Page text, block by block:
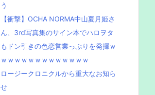
う
【衝撃】OCHA NORMA中山夏月姫さ
ん、3rd写真集のサイン本でハロヲタ
もドン引きの色恋営業っぷりを発揮ｗ
ｗｗｗｗｗｗｗｗｗｗｗｗｗ
ロージークロニクルから重大なお知ら
せ